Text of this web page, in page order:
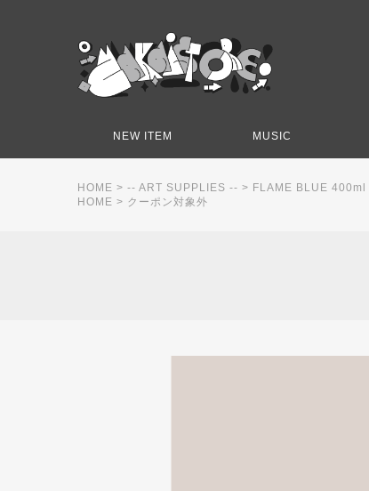
NEW ITEM MUSIC
HOME > -- ART SUPPLIES -- > FLAME BLUE 400ml
HOME > クーポン対象外